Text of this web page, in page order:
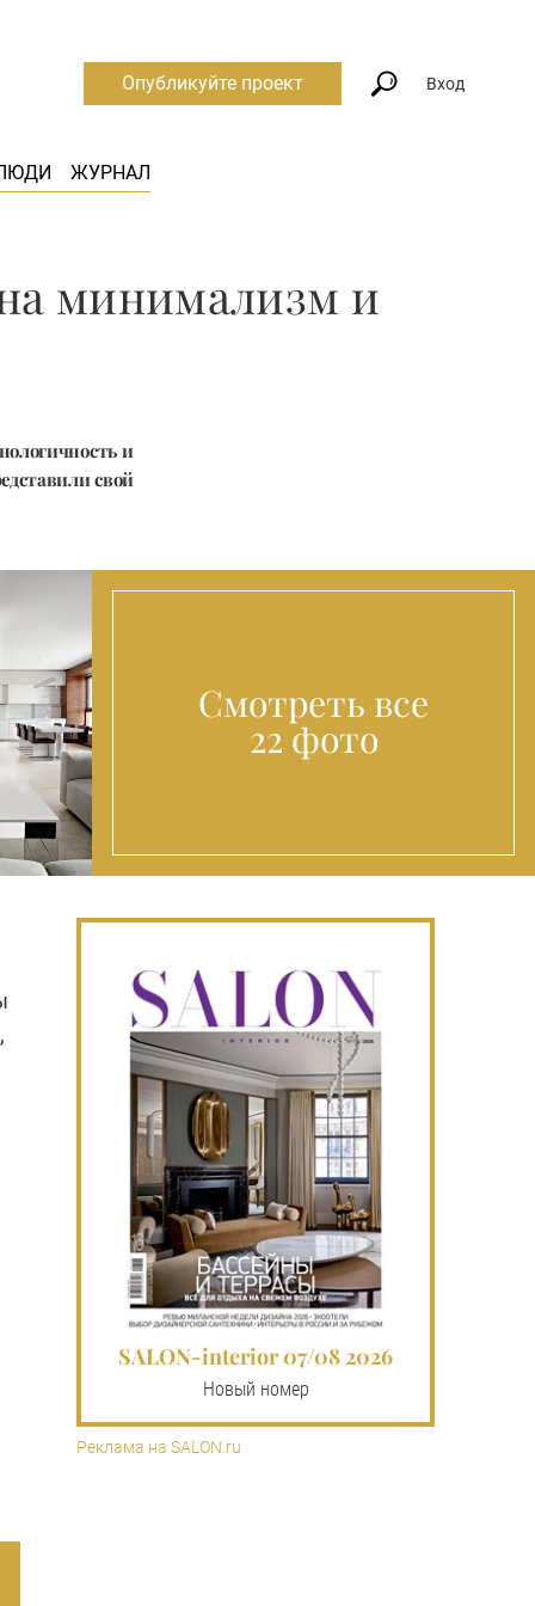
ЖУРНАЛ
Опубликуйте проект Вход
минимализм и
и
свой
Смотреть все
22 фото
SALON-interior 07/08 2026
Новый номер
Реклама на SALON.ru